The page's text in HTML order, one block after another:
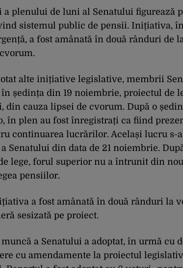
a plenului de luni al Senatului figurează
sistemul public de pensii. Inițiativa,
a fost amânată în două rânduri de
alte inițiative legislative, membrii
în ședința din 19 noiembrie, proiectul de
din cauza lipsei de cvorum. După o
în plen au fost înregistrați ca fiind
continuarea lucrărilor. Același lucru s-
Senatului din data de 21 noiembrie.
lege, forul superior nu a întrunit din
pensiilor.
a fost amânată în două rânduri la
sesizată pe proiect.
a Senatului a adoptat, în urmă cu
cu amendamente la proiectul